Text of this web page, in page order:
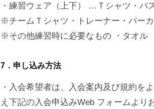
・練習ウェア（上下） …Ｔシャツ・バ
※チームＴシャツ・トレーナー・パーカ
※その他練習時に必要なもの ・タオル
7．申し込み方法
・入会希望者は、入会案内及び規約を
え下記の入会申込みWeb フォームより